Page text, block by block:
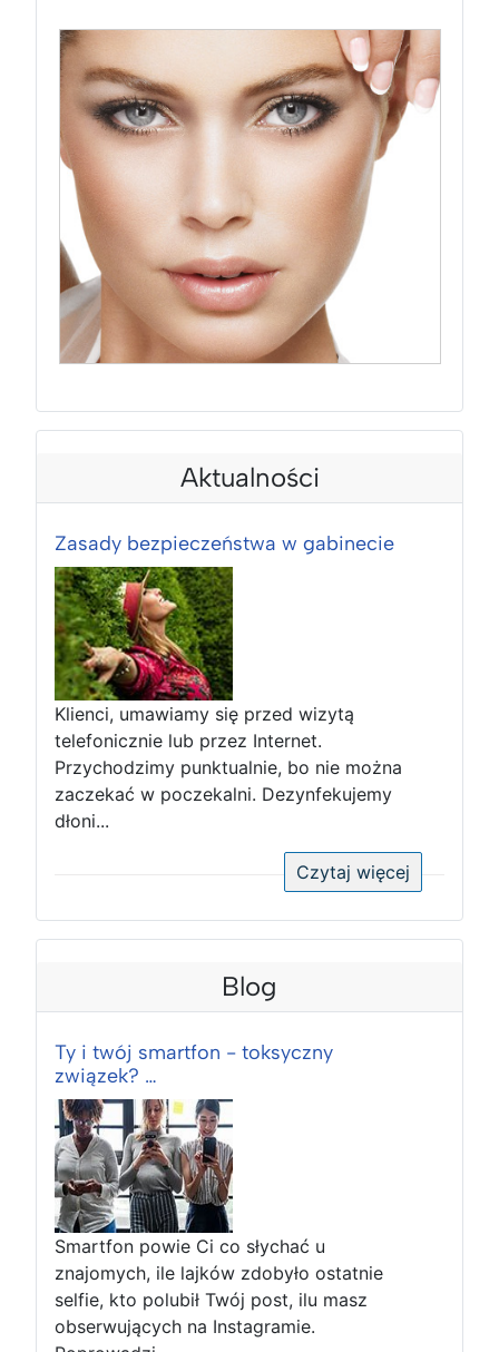
Aktualności
Zasady bezpieczeństwa w gabinecie
Klienci, umawiamy się przed wizytą
telefonicznie lub przez Internet.
Przychodzimy punktualnie, bo nie można
zaczekać w poczekalni. Dezynfekujemy
dłoni...
Czytaj więcej
Blog
Ty i twój smartfon - toksyczny
związek? …
Smartfon powie Ci co słychać u
znajomych, ile lajków zdobyło ostatnie
selfie, kto polubił Twój post, ilu masz
obserwujących na Instagramie.